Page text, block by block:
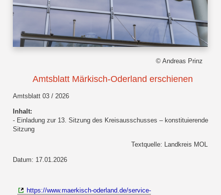
© Andreas Prinz
Amtsblatt Märkisch-Oderland erschienen
Amtsblatt 03 / 2026
Inhalt:
- Einladung zur 13. Sitzung des Kreisausschusses – konstituierende
Sitzung
Textquelle: Landkreis MOL
Datum: 17.01.2026
https://www.maerkisch-oderland.de/service-